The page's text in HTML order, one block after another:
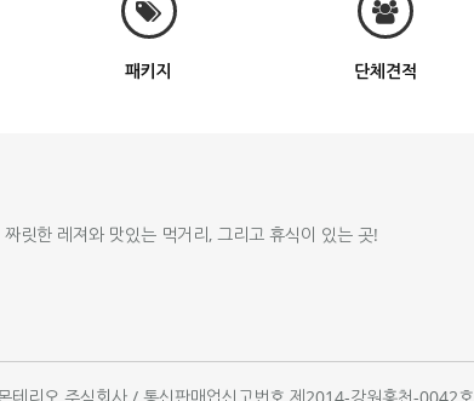
패키지 단체견적
릿한 레져와 맛있는 먹거리, 그리고 휴식이 있는 곳!